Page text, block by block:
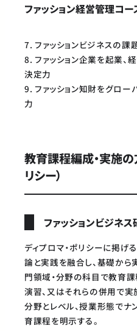
ファッション経営管理コー
7. ファッションビジネスの課
8. ファッション企業を起業、
決定力
9. ファッション知財をグロー
力
教育課程編成・実施の
リシー）
ファッションビジネ
ディプロマ・ポリシーに掲げ
論と実践を融合し、基礎から
門領域・分野の科目で教育課
演習、又はそれらの併用で実
分野とレベル、授業形態でナ
育課程を明示する。